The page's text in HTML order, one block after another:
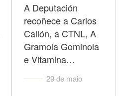
A Deputación
recoñece a Carlos
Callón, a CTNL, A
Gramola Gominola
e Vitamina…
29 de maio